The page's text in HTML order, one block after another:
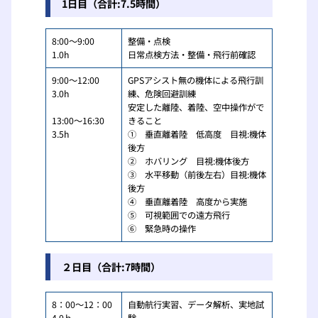
1日目（合計:7.5時間）
8:00～9:00
1.0h
整備・点検
日常点検方法・整備・飛行前確認
9:00～12:00
3.0h
13:00～16:30
3.5h
GPSアシスト無の機体による飛行訓
練、危険回避訓練
安定した離陸、着陸、空中操作がで
きること
① 垂直離着陸 低高度 目視:機体
後方
② ホバリング 目視:機体後方
③ 水平移動（前後左右）目視:機体
後方
④ 垂直離着陸 高度から実施
⑤ 可視範囲での遠方飛行
⑥ 緊急時の操作
２日目（合計:7時間）
8：00～12：00
自動航行実習、データ解析、実地試